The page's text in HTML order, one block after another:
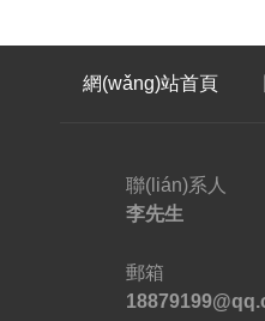
網(wǎng)站首頁
聯(lián)系人
李先生
郵箱